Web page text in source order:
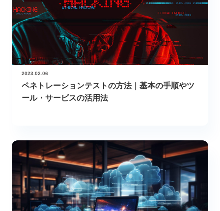
2023.02.06
ペネトレーションテストの方法｜基本の手順やツ
ール・サービスの活用法